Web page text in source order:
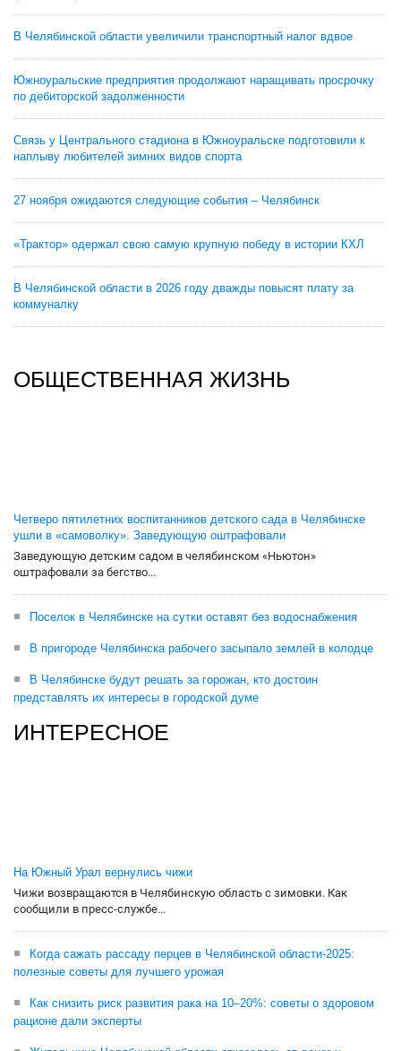
В Челябинской области увеличили транспортный налог вдвое
Южноуральские предприятия продолжают наращивать просрочку
по дебиторской задолженности
Связь у Центрального стадиона в Южноуральске подготовили к
наплыву любителей зимних видов спорта
27 ноября ожидаются следующие события – Челябинск
«Трактор» одержал свою самую крупную победу в истории КХЛ
В Челябинской области в 2026 году дважды повысят плату за
коммуналку
ОБЩЕСТВЕННАЯ ЖИЗНЬ
Четверо пятилетних воспитанников детского сада в Челябинске
ушли в «самоволку». Заведующую оштрафовали
Заведующую детским садом в челябинском «Ньютон»
оштрафовали за бегство...
Поселок в Челябинске на сутки оставят без водоснабжения
В пригороде Челябинска рабочего засыпало землей в колодце
В Челябинске будут решать за горожан, кто достоин
представлять их интересы в городской думе
ИНТЕРЕСНОЕ
На Южный Урал вернулись чижи
Чижи возвращаются в Челябинскую область с зимовки. Как
сообщили в пресс-службе...
Когда сажать рассаду перцев в Челябинской области-2025:
полезные советы для лучшего урожая
Как снизить риск развития рака на 10–20%: советы о здоровом
рационе дали эксперты